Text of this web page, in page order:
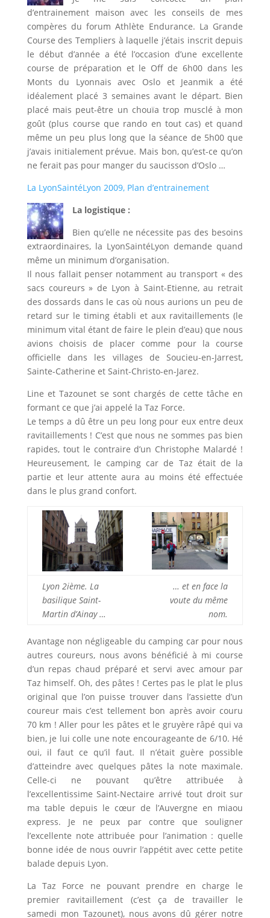
d’entrainement maison avec les conseils de mes
compères du forum Athlète Endurance. La Grande
Course des Templiers à laquelle j’étais inscrit depuis
le début d’année a été l’occasion d’une excellente
course de préparation et le Off de 6h00 dans les
Monts du Lyonnais avec Oslo et Jeanmik a été
idéalement placé 3 semaines avant le départ. Bien
placé mais peut-être un chouïa trop musclé à mon
goût (plus course que rando en tout cas) et quand
même un peu plus long que la séance de 5h00 que
j’avais initialement prévue. Mais bon, qu’est-ce qu’on
ne ferait pas pour manger du saucisson d’Oslo …
La LyonSaintéLyon 2009, Plan d’entrainement
La logistique :
Bien qu’elle ne nécessite pas des besoins
extraordinaires, la LyonSaintéLyon demande quand
même un minimum d’organisation.
Il nous fallait penser notamment au transport « des
sacs coureurs » de Lyon à Saint-Etienne, au retrait
des dossards dans le cas où nous aurions un peu de
retard sur le timing établi et aux ravitaillements (le
minimum vital étant de faire le plein d’eau) que nous
avions choisis de placer comme pour la course
officielle dans les villages de Soucieu-en-Jarrest,
Sainte-Catherine et Saint-Christo-en-Jarez.
Line et Tazounet se sont chargés de cette tâche en
formant ce que j’ai appelé la Taz Force.
Le temps a dû être un peu long pour eux entre deux
ravitaillements ! C’est que nous ne sommes pas bien
rapides, tout le contraire d’un Christophe Malardé !
Heureusement, le camping car de Taz était de la
partie et leur attente aura au moins été effectuée
dans le plus grand confort.
Lyon 2ième. La
basilique Saint-
Martin d’Ainay …
… et en face la
voute du même
nom.
Avantage non négligeable du camping car pour nous
autres coureurs, nous avons bénéficié à mi course
d’un repas chaud préparé et servi avec amour par
Taz himself. Oh, des pâtes ! Certes pas le plat le plus
original que l’on puisse trouver dans l’assiette d’un
coureur mais c’est tellement bon après avoir couru
70 km ! Aller pour les pâtes et le gruyère râpé qui va
bien, je lui colle une note encourageante de 6/10. Hé
oui, il faut ce qu’il faut. Il n’était guère possible
d’atteindre avec quelques pâtes la note maximale.
Celle-ci ne pouvant qu’être attribuée à
l’excellentissime Saint-Nectaire arrivé tout droit sur
ma table depuis le cœur de l’Auvergne en miaou
express. Je ne peux par contre que souligner
l’excellente note attribuée pour l’animation : quelle
bonne idée de nous ouvrir l’appétit avec cette petite
balade depuis Lyon.
La Taz Force ne pouvant prendre en charge le
premier ravitaillement (c’est ça de travailler le
samedi mon Tazounet), nous avons dû gérer notre